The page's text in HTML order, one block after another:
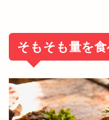
そもそも量を